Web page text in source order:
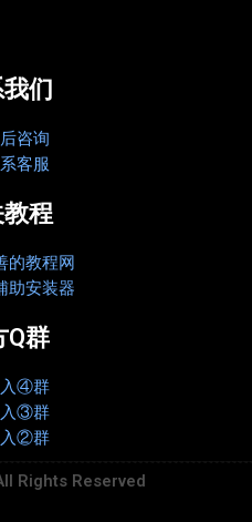
们
咨询
客服
程
的教程网
助安装器
Q群
④群
③群
②群
Rights Reserved